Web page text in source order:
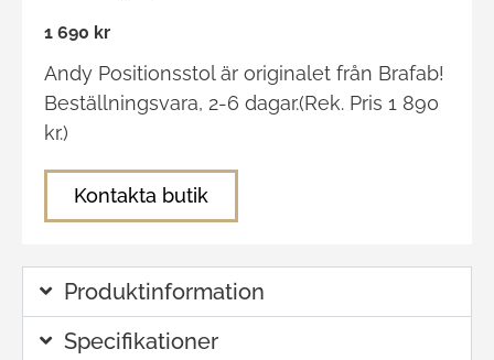
1 690 kr
Andy Positionsstol är originalet från Brafab!
Beställningsvara, 2-6 dagar.(Rek. Pris 1 890
kr.)
Kontakta butik
Produktinformation
Specifikationer